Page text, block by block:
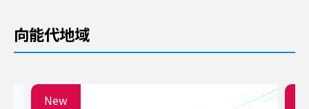
向能代地域
New